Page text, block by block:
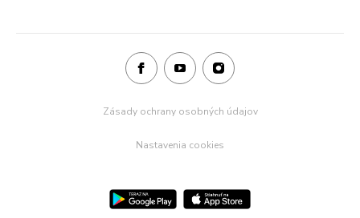
Zásady ochrany osobných údajov
Nastavenia cookies